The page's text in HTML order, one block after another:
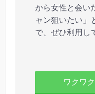
から女性と会い
ャン狙いたい」
で、ぜひ利用し
ワクワ